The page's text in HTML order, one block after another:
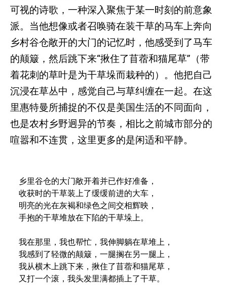
可视的诗歌，一种深入聚焦于某一时刻的前意象
派。当他想像或者召唤骑在装干草的马车上奔向
乡村谷仓敞开的大门的记忆时，他感受到了马车
的颠簸，然后跳下来“揪住了苜蓿和猫尾草”（带
着花刺的草叶是为干草垛而栽种的）。他把自己
沉浸在草丛中，感觉自己与草纠缠在一起。在这
里惠特曼所捕捉的不仅是美国生活的不同面向，
也是农村乡野迥异的节奏，相比之前城市部分的
喧嚣和不连贯，这里更多的是闲适和平静。
乡里谷仓的大门敞开着并已作好准备，
收获时的干草装上了缓缓前进的大车，
明亮的光在灰褐和绿色之间交相辉映，
手抱的干草堆放在下陷的干草垛上。
我在那里，我也帮忙，我伸脚躺在草堆上，
我感到了轻微的颠簸，一腿搁在另一腿上，
我从横木上跳下来，揪住了苜蓿和猫尾草，
又打一个滚，我头发里满都插上了干草。